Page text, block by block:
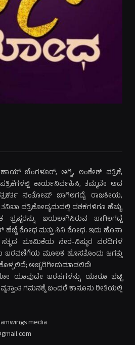
ಬೆಂಗಳೂರ್, ಅಗ್ನಿ, ಲಂಕೇಶ್ ಪತ್ರಿಕೆ,
ಕಾರ್ಯನಿರ್ವಹಿಸಿ, ತಮ್ಮದೇ ಆದ
ಸಂತೋಷ್ ಬಾಗಿಲಗದ್ದೆ. ರಾಜಕೀಯ,
ಪತ್ರಿಕೋದ್ಯಮದಲ್ಲಿ ದಶಕಗಳಿಗೂ ಹೆಚ್ಚು
ಬಯಲಾಗಿಸಿರುವ ಬಾಗಿಲಗದ್ದೆ
ಶೋಧ ಮತ್ತು ಸಿನಿ ಶೋಧ. ಇದು ಹೊಸಾ
ಭೂಮಿಕೆಯ ನೇರ-ನಿಷ್ಠುರ ವರದಿಗಳ
ಬರವಣಿಗೆಯ ಮೂಲಕ ಹೊಸತೊಂದು ಜಗತ್ತು
ಅಚ್ಚರಿಗೀಡುಮಾಡಲಿದೆ!
ಯಾವುದೇ ಬರಹಗಳನ್ನು ಯಾರೂ ಭಟ್ಟಿ
ಗಮನಕ್ಕೆ ಬಂದರೆ ಕಾನೂನು ರೀತಿಯಲ್ಲಿ
media